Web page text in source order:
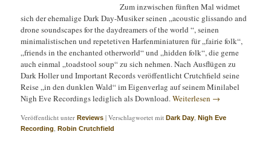
Zum inzwischen fünften Mal widmet
sich der ehemalige Dark Day-Musiker seinen „acoustic glissando and
drone soundscapes for the daydreamers of the world “, seinen
minimalistischen und repetetiven Harfenminiaturen für „fairie folk“,
„friends in the enchanted otherworld“ und „hidden folk“, die gerne
auch einmal „toadstool soup“ zu sich nehmen. Nach Ausflügen zu
Dark Holler und Important Records veröffentlicht Crutchfield seine
Reise „in den dunklen Wald“ im Eigenverlag auf seinem Minilabel
Nigh Eve Recordings lediglich als Download.Weiterlesen →
Veröffentlicht unter Reviews |Verschlagwortet mit Dark Day ,Nigh Eve
Recording ,Robin Crutchfield